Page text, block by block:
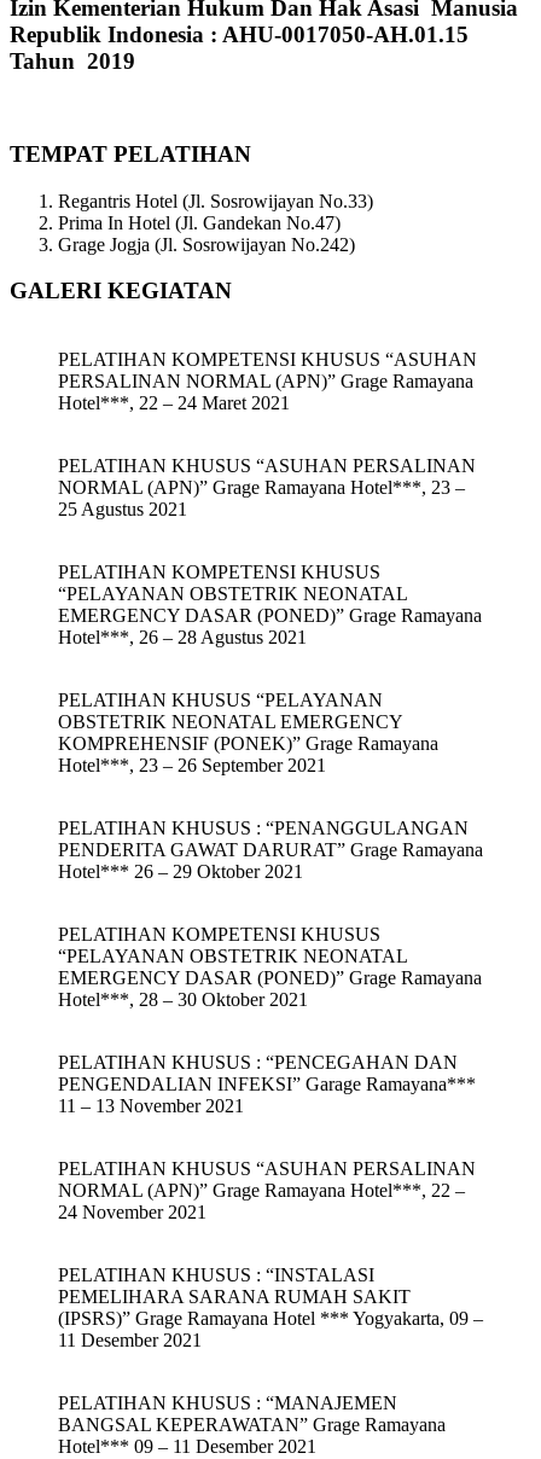
Izin Kementerian Hukum Dan Hak Asasi Manusia
Republik Indonesia : AHU-0017050-AH.01.15
Tahun 2019
TEMPAT PELATIHAN
Regantris Hotel (Jl. Sosrowijayan No.33)
Prima In Hotel (Jl. Gandekan No.47)
Grage Jogja (Jl. Sosrowijayan No.242)
GALERI KEGIATAN
PELATIHAN KOMPETENSI KHUSUS “ASUHAN
PERSALINAN NORMAL (APN)” Grage Ramayana
Hotel***, 22 – 24 Maret 2021
PELATIHAN KHUSUS “ASUHAN PERSALINAN
NORMAL (APN)” Grage Ramayana Hotel***, 23 –
25 Agustus 2021
PELATIHAN KOMPETENSI KHUSUS
“PELAYANAN OBSTETRIK NEONATAL
EMERGENCY DASAR (PONED)” Grage Ramayana
Hotel***, 26 – 28 Agustus 2021
PELATIHAN KHUSUS “PELAYANAN
OBSTETRIK NEONATAL EMERGENCY
KOMPREHENSIF (PONEK)” Grage Ramayana
Hotel***, 23 – 26 September 2021
PELATIHAN KHUSUS : “PENANGGULANGAN
PENDERITA GAWAT DARURAT” Grage Ramayana
Hotel*** 26 – 29 Oktober 2021
PELATIHAN KOMPETENSI KHUSUS
“PELAYANAN OBSTETRIK NEONATAL
EMERGENCY DASAR (PONED)” Grage Ramayana
Hotel***, 28 – 30 Oktober 2021
PELATIHAN KHUSUS : “PENCEGAHAN DAN
PENGENDALIAN INFEKSI” Garage Ramayana***
11 – 13 November 2021
PELATIHAN KHUSUS “ASUHAN PERSALINAN
NORMAL (APN)” Grage Ramayana Hotel***, 22 –
24 November 2021
PELATIHAN KHUSUS : “INSTALASI
PEMELIHARA SARANA RUMAH SAKIT
(IPSRS)” Grage Ramayana Hotel *** Yogyakarta, 09 –
11 Desember 2021
PELATIHAN KHUSUS : “MANAJEMEN
BANGSAL KEPERAWATAN” Grage Ramayana
Hotel*** 09 – 11 Desember 2021